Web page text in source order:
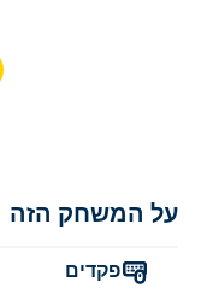
על המשחק הזה
פקדים